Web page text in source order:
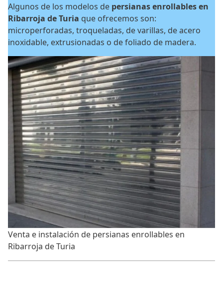
Algunos de los modelos de persianas enrollables en
Ribarroja de Turia que ofrecemos son:
microperforadas, troqueladas, de varillas, de acero
inoxidable, extrusionadas o de foliado de madera.
Venta e instalación de persianas enrollables en
Ribarroja de Turia